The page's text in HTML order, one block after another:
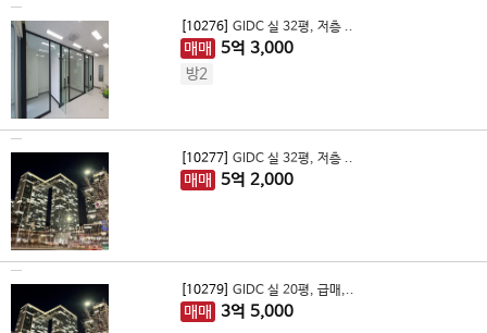
[10276] GIDC 실 32평, 저층 ..
매매 5억 3,000
방2
[10277] GIDC 실 32평, 저층 ..
매매 5억 2,000
[10279] GIDC 실 20평, 급매,..
매매 3억 5,000